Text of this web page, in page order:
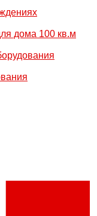
дома 100 кв.м